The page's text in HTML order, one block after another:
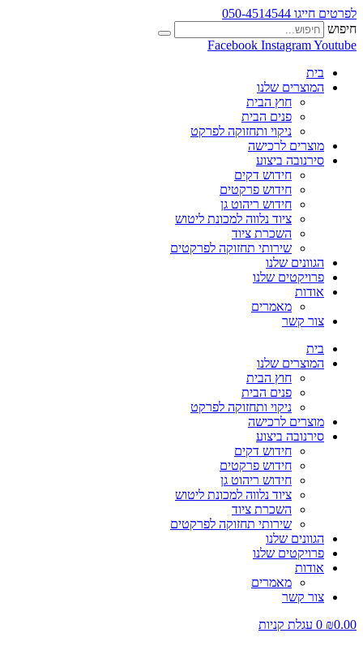
לפרטים חייגו 050-4514544
חיפוש
Facebook InstagramYoutube
בית
המוצרים שלנו
חוץ הבית
פנים הבית
ניקוי ותחזוקה לפרקט
מוצרים לרכישה
סירנובה ביצוע
חידוש דקים
חידוש פרקטים
חידוש ריהוט גן
ציוד נלווה למכונת ליטוש
השכרת ציוד
שירותי תחזוקה לפרקטים
הגוונים שלנו
פרויקטים שלנו
אודות
מאמרים
צור קשר
בית
המוצרים שלנו
חוץ הבית
פנים הבית
ניקוי ותחזוקה לפרקט
מוצרים לרכישה
סירנובה ביצוע
חידוש דקים
חידוש פרקטים
חידוש ריהוט גן
ציוד נלווה למכונת ליטוש
השכרת ציוד
שירותי תחזוקה לפרקטים
הגוונים שלנו
פרויקטים שלנו
אודות
מאמרים
צור קשר
₪0.00
0 עגלת קניות